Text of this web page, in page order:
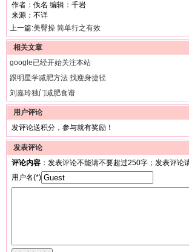
作者：佚名 编辑：千岩
来源：不详
上一篇:美臀操 简单行之有效
相关文章
google已经开始关注本站
跟明星学减肥方法 找瘦身捷径
刘嘉玲独门减肥食谱
用户评论
发评论送积分，参与就有奖励！
发表评论
评论内容 ：发表评论不能请不要超过250字；发表评论
用户名(*)